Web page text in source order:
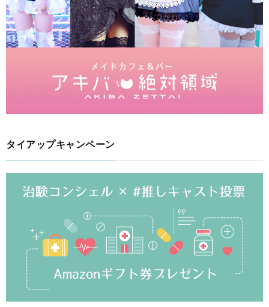
タイアップキャンペーン